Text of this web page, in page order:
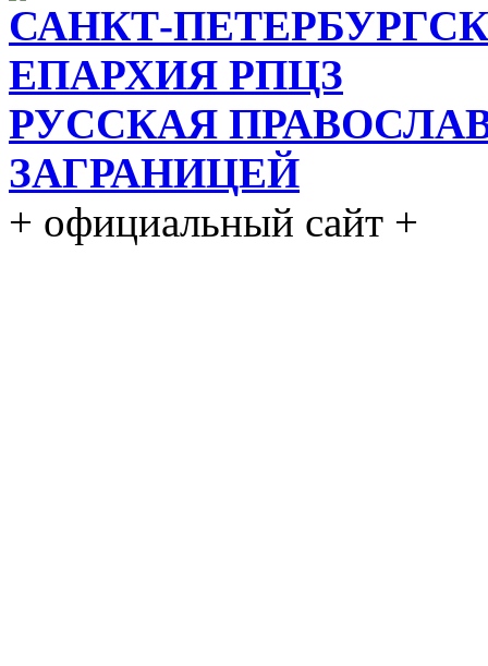
САНКТ-
ЕПАРХИЯ РПЦЗ
РУССКАЯ
ЗАГРАНИЦЕЙ
+ официальный сайт +